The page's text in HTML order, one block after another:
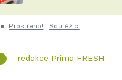
ČESKO NA TALÍŘI
KUCHAŘKA
■ Prostřeno! Soutěžící
redakce Prima FRESH